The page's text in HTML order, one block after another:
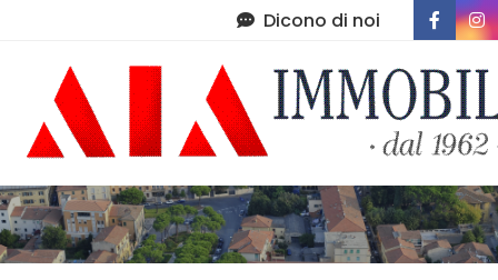
Dicono di noi
Immobili
Immobili In Vendita
Immobili In Affitto
Chi Siamo
Servizi
Di Cosa Ci Occupiamo
Contatti